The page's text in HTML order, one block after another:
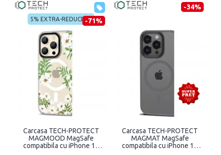
5% EXTRA-REDUCERE-71%
Carcasa TECH-PROTECT
MAGMOOD MagSafe
compatibila cu iPhone 15
-34%
Carcasa TECH-PROTECT
MAGMAT MagSafe
compatibila cu iPhone 15